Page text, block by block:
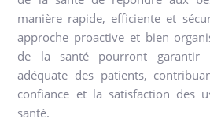
manière rapide, efficiente et
approche proactive et bien
de la santé pourront garantir
adéquate des patients,
confiance et la satisfaction des
santé.